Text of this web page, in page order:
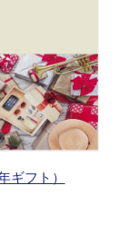
ギフト）